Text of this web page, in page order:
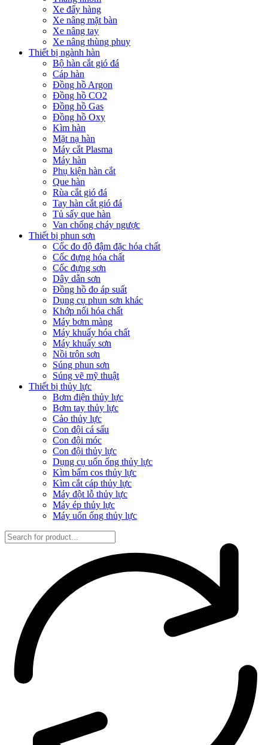
Xe đẩy hàng
Xe nâng mặt bàn
Xe nâng tay
Xe nâng thùng phuy
Thiết bị ngành hàn
Bộ hàn cắt gió đá
Cáp hàn
Đồng hồ Argon
Đồng hồ CO2
Đồng hồ Gas
Đồng hồ Oxy
Kìm hàn
Mặt nạ hàn
Máy cắt Plasma
Máy hàn
Phụ kiện hàn cắt
Que hàn
Rùa cắt gió đá
Tay hàn cắt gió đá
Tủ sấy que hàn
Van chống cháy ngược
Thiết bị phun sơn
Cốc đo độ đậm đặc hóa chất
Cốc đựng hóa chất
Cốc đựng sơn
Dây dẫn sơn
Đồng hồ đo áp suất
Dụng cụ phun sơn khác
Khớp nối hóa chất
Máy bơm màng
Máy khuấy hóa chất
Máy khuấy sơn
Nồi trộn sơn
Súng phun sơn
Súng vẽ mỹ thuật
Thiết bị thủy lực
Bơm điện thủy lực
Bơm tay thủy lực
Cảo thủy lực
Con đội cá sấu
Con đội móc
Con đội thủy lực
Dụng cụ uốn ống thủy lực
Kìm bấm cos thủy lực
Kìm cắt cáp thủy lực
Máy đột lỗ thủy lực
Máy ép thủy lực
Máy uốn ống thủy lực